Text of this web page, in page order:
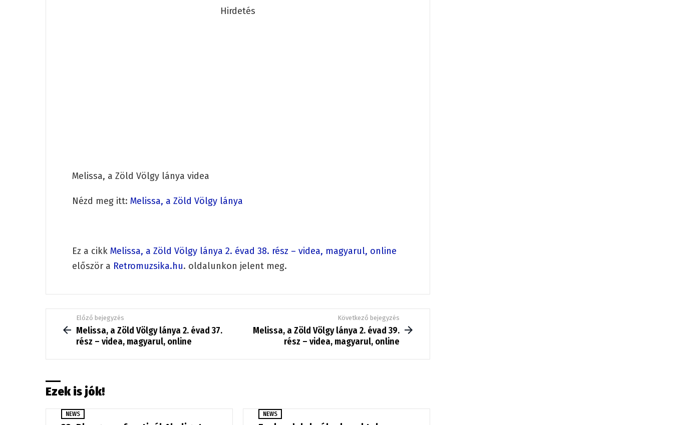
Hirdetés
Melissa, a Zöld Völgy lánya videa
Nézd meg itt: Melissa, a Zöld Völgy lánya
Ez a cikk Melissa, a Zöld Völgy lánya 2. évad 38. rész – videa, magyarul, online
először a Retromuzsika.hu. oldalunkon jelent meg.
more
Előző bejegyzés
Melissa, a Zöld Völgy lánya 2. évad 37.
rész – videa, magyarul, online
Következő bejegyzés
Melissa, a Zöld Völgy lánya 2. évad 39.
rész – videa, magyarul, online
Ezek is jók!
NEWS NEWS